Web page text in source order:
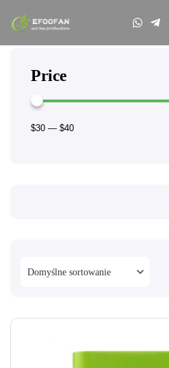
Price
$30 — $40